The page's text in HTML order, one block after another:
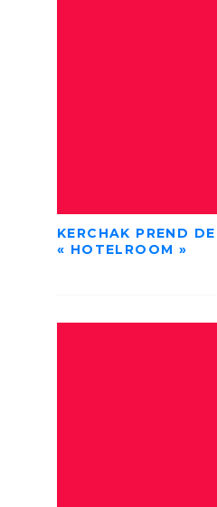
KERCHAK PREND
« HOTELROOM »